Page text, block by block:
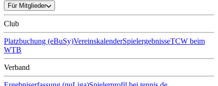
Für Mitglieder
Club
Platzbuchung (eBuSy)VereinskalenderSpielergebnisseTCW beim
WTB
Verband